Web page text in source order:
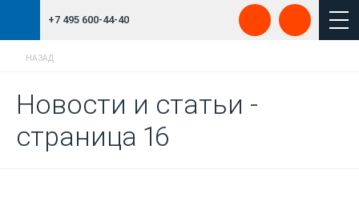
+7 495 600-44-40
НАЗАД
Новости и статьи -
страница 16